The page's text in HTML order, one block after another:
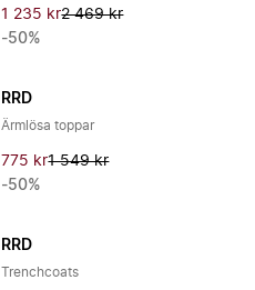
1 235 kr2 469 kr
-50%
RRD
Ärmlösa toppar
775 kr1 549 kr
-50%
RRD
Trenchcoats